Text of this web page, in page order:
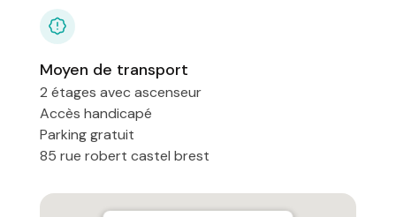
Moyen de transport
2 étages avec ascenseur
Accès handicapé
Parking gratuit
85 rue robert castel brest